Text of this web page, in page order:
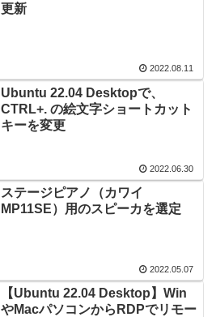
更新
2022.08.11
Ubuntu 22.04 Desktopで、
CTRL+. の絵文字ショートカット
キーを変更
2022.06.30
ステージピアノ（カワイ
MP11SE）用のスピーカを選定
2022.05.07
【Ubuntu 22.04 Desktop】Win
やMacパソコンからRDPでリモー